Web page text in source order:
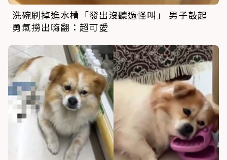
洗碗刷掉進水槽「發出沒聽過怪叫」 男子鼓起
勇氣撈出嗨翻：超可愛